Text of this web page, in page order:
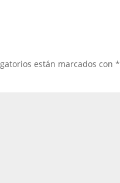
están marcados con*